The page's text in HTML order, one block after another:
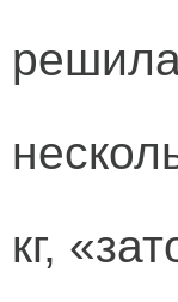
кг,